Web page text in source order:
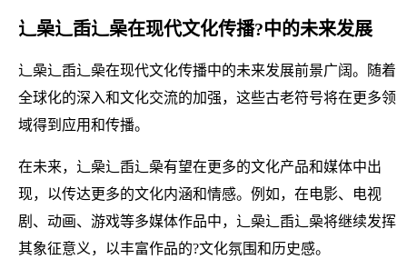
辶喿辶臿辶喿在现代文化传播?中的未来发展
辶喿辶臿辶喿在现代文化传播中的未来发展前景广阔。随着
全球化的深入和文化交流的加强，这些古老符号将在更多领
域得到应用和传播。
在未来，辶喿辶臿辶喿有望在更多的文化产品和媒体中出
现，以传达更多的文化内涵和情感。例如，在电影、电视
剧、动画、游戏等多媒体作品中，辶喿辶臿辶喿将继续发挥
其象征意义，以丰富作品的?文化氛围和历史感。